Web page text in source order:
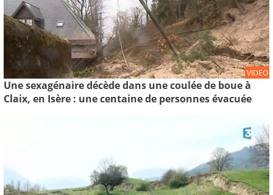
VIDEO
Une sexagénaire décède dans une coulée de boue à
Claix, en Isère : une centaine de personnes évacuée